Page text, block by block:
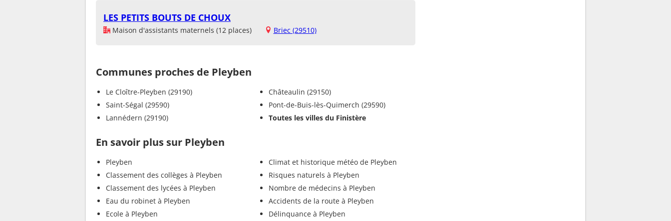
LES PETITS BOUTS DE CHOUX
Maison d'assistants maternels (12 places) Briec (29510)
Communes proches de Pleyben
Le Cloître-Pleyben (29190)
Saint-Ségal (29590)
Lannédern (29190)
Châteaulin (29150)
Pont-de-Buis-lès-Quimerch (29590)
Toutes les villes du Finistère
En savoir plus sur Pleyben
Pleyben
Classement des collèges à Pleyben
Classement des lycées à Pleyben
Eau du robinet à Pleyben
Ecole à Pleyben
Climat et historique météo de Pleyben
Risques naturels à Pleyben
Nombre de médecins à Pleyben
Accidents de la route à Pleyben
Délinquance à Pleyben